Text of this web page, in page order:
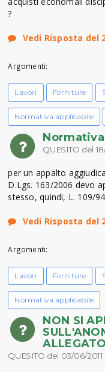
?
Vedi Risposta del
Argomenti:
Lavori Forniture
Normativa applicabile
QUESITO del
per un appalto
D.Lgs. 163/2006 devo
stesso, quindi, L. 109/
Vedi Risposta del
Argomenti:
Lavori Forniture
Normativa applicabile
NON SI
QUESITO del 03/06/2011